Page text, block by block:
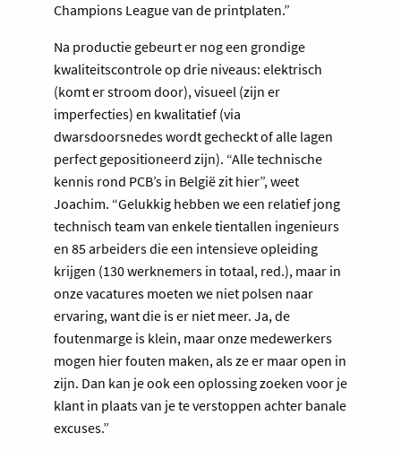
Champions League van de printplaten.”
Na productie gebeurt er nog een grondige
kwaliteitscontrole op drie niveaus: elektrisch
(komt er stroom door), visueel (zijn er
imperfecties) en kwalitatief (via
dwarsdoorsnedes wordt gecheckt of alle lagen
perfect gepositioneerd zijn). “Alle technische
kennis rond PCB’s in België zit hier”, weet
Joachim. “Gelukkig hebben we een relatief jong
technisch team van enkele tientallen ingenieurs
en 85 arbeiders die een intensieve opleiding
krijgen (130 werknemers in totaal, red.), maar in
onze vacatures moeten we niet polsen naar
ervaring, want die is er niet meer. Ja, de
foutenmarge is klein, maar onze medewerkers
mogen hier fouten maken, als ze er maar open in
zijn. Dan kan je ook een oplossing zoeken voor je
klant in plaats van je te verstoppen achter banale
excuses.”